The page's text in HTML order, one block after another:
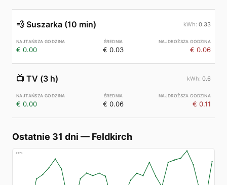
💨 Suszarka (10 min) 0.33
€ 0.00 € 0.03 € 0.06
📺 TV (3 h) 0.6
€ 0.00 € 0.06 € 0.11
Ostatnie 31 dni — Feldkirch
€174